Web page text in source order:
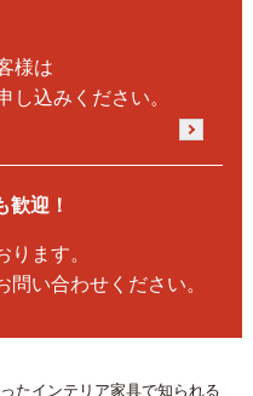
様は
し込みください。
歓迎！
ます。
い合わせください。
たインテリア家具で知られる